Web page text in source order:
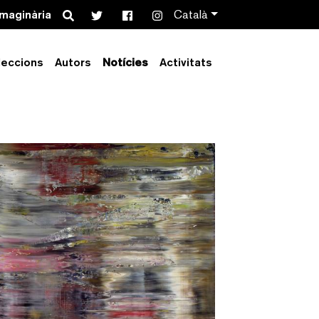
Search Català
Autors Notícies Activitats